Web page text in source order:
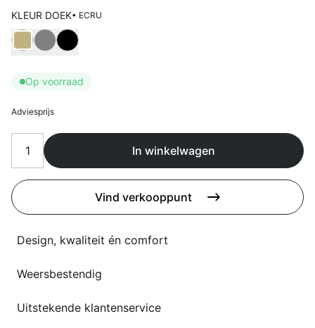
Flagship stores
Contact
3D modellen
Support
Nieuws
Werken bij
Over ons
KLEUR DOEK• ECRU
Kies Kleur doek
Op voorraad
Adviesprijs
In winkelwagen
Vind verkooppunt
Design, kwaliteit én comfort
Weersbestendig
Uitstekende klantenservice